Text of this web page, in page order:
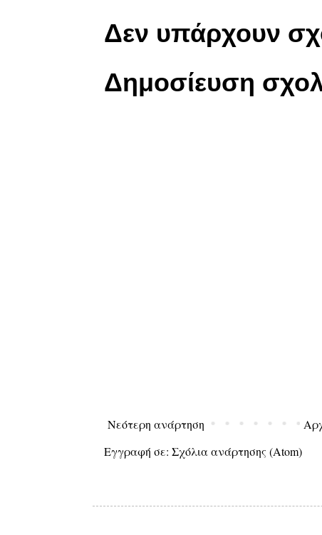
Δεν υπάρχουν
Δημοσίευση
Νεότερη ανάρτηση
Εγγραφή σε: Σχόλια ανάρτησης (Atom)